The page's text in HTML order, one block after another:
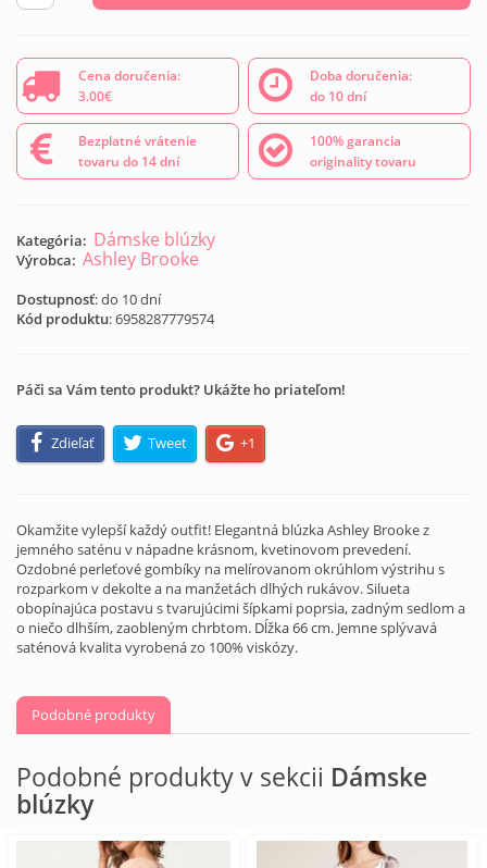
Cena doručenia:
3.00€
Doba doručenia:
do 10 dní
Bezplatné vrátenie
tovaru do 14 dní
100% garancia
originality tovaru
Kategória: Dámske blúzky
Výrobca: Ashley Brooke
Dostupnosť: do 10 dní
Kód produktu:6958287779574
Páči sa Vám tento produkt? Ukážte ho priateľom!
Zdieľať Tweet +1
Okamžite vylepší každý outfit! Elegantná blúzka Ashley Brooke z
jemného saténu v nápadne krásnom, kvetinovom prevedení.
Ozdobné perleťové gombíky na melírovanom okrúhlom výstrihu s
rozparkom v dekolte a na manžetách dlhých rukávov. Silueta
obopínajúca postavu s tvarujúcimi šípkami poprsia, zadným sedlom a
o niečo dlhším, zaobleným chrbtom. Dĺžka 66 cm. Jemne splývavá
saténová kvalita vyrobená zo 100% viskózy.
Podobné produkty
Podobné produkty v sekcii Dámske
blúzky